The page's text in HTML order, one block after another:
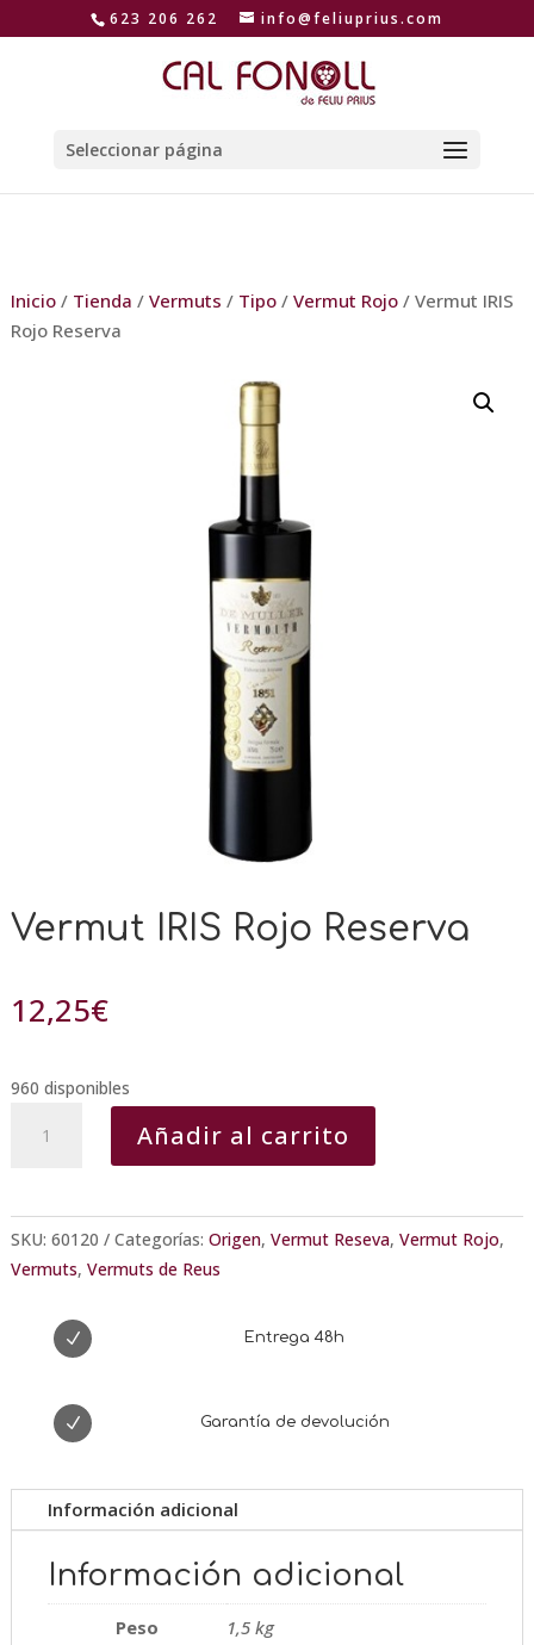
623 206 262 info@feliuprius.com
Seleccionar página
Inicio/ Tienda / Vermuts / Tipo/ Vermut Rojo/ Vermut IRIS
Rojo Reserva
Vermut IRIS Rojo Reserva
12,25€
960 disponibles
cantidad
Añadir al carrito
SKU: 60120 Categorías: Origen, Vermut Reseva, Vermut Rojo,
Vermuts, Vermuts de Reus
N Entrega 48h
N Garantía de devolución
Información adicional
Información adicional
Peso
1,5 kg